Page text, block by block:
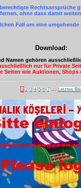
Rechtsansprüche
ohne dass damit
Fall um eine
Download:
gehören
nur für Private
Seiten wie Auktionen,
1 2 3 4 5 6 7 Letztes Bild